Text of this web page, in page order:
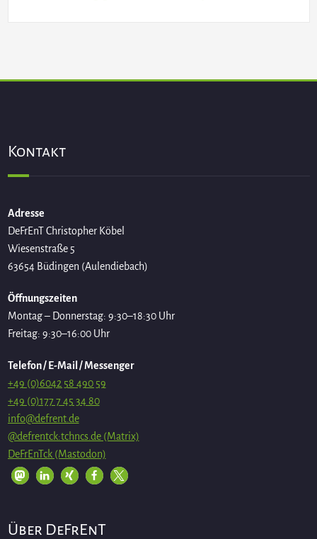
Kontakt
Adresse
DeFrEnT Christopher Köbel
Wiesenstraße 5
63654 Büdingen (Aulendiebach)
Öffnungszeiten
Montag – Donnerstag: 9:30–18:30 Uhr
Freitag: 9:30–16:00 Uhr
Telefon / E-Mail / Messenger
+49 (0)6042 58 490 59
+49 (0)177 7 45 34 80
info@defrent.de
@defrentck:tchncs.de (Matrix)
DeFrEnTck (Mastodon)
Über DeFrEnT